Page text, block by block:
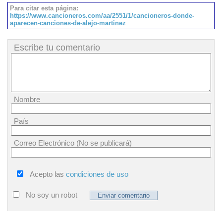
Para citar esta página:
https://www.cancioneros.com/aa/2551/1/cancioneros-donde-
aparecen-canciones-de-alejo-martinez
Escribe tu comentario
Nombre
País
Correo Electrónico (No se publicará)
Acepto las condiciones de uso
No soy un robot